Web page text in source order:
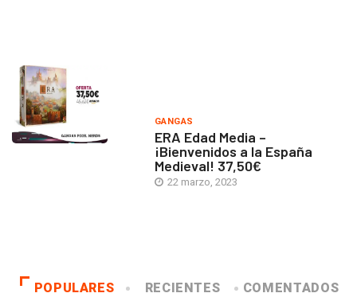
GANGAS
ERA Edad Media –
¡Bienvenidos a la España
Medieval! 37,50€
22 marzo, 2023
POPULARES RECIENTES COMENTADOS